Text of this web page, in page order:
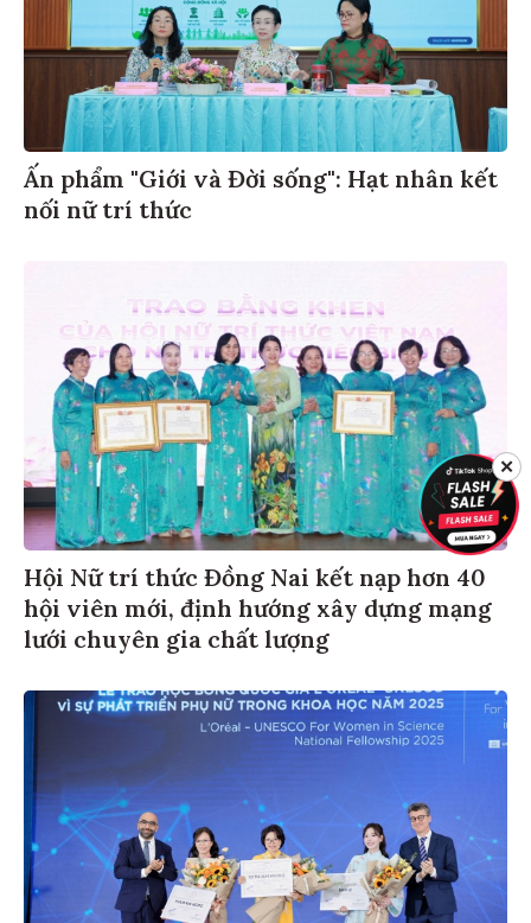
Ấn phẩm "Giới và Đời sống": Hạt nhân kết
nối nữ trí thức
Hội Nữ trí thức Đồng Nai kết nạp hơn 40
hội viên mới, định hướng xây dựng mạng
lưới chuyên gia chất lượng
✕